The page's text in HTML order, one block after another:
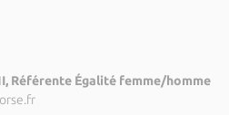
Référente Égalité femme/homme